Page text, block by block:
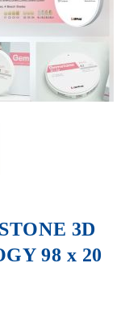
3D
98 x 20